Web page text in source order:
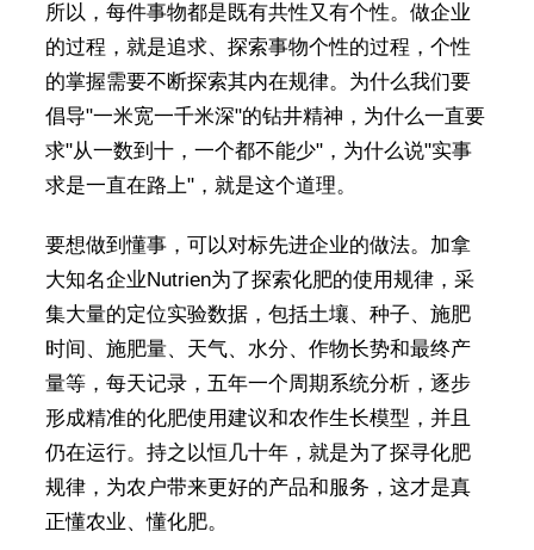
所以，每件事物都是既有共性又有个性。做企业
的过程，就是追求、探索事物个性的过程，个性
的掌握需要不断探索其内在规律。为什么我们要
倡导"一米宽一千米深"的钻井精神，为什么一直要
求"从一数到十，一个都不能少"，为什么说"实事
求是一直在路上"，就是这个道理。
要想做到懂事，可以对标先进企业的做法。加拿
大知名企业Nutrien为了探索化肥的使用规律，采
集大量的定位实验数据，包括土壤、种子、施肥
时间、施肥量、天气、水分、作物长势和最终产
量等，每天记录，五年一个周期系统分析，逐步
形成精准的化肥使用建议和农作生长模型，并且
仍在运行。持之以恒几十年，就是为了探寻化肥
规律，为农户带来更好的产品和服务，这才是真
正懂农业、懂化肥。